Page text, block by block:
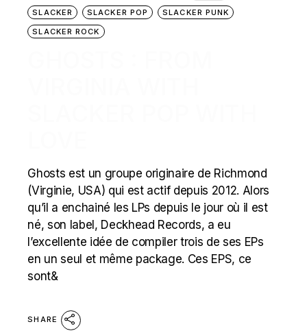
SLACKER
SLACKER POP
SLACKER PUNK
SLACKER ROCK
Ghosts est un groupe originaire de Richmond
(Virginie, USA) qui est actif depuis 2012. Alors
qu’il a enchainé les LPs depuis le jour où il est
né, son label, Deckhead Records, a eu
l’excellente idée de compiler trois de ses EPs
en un seul et même package. Ces EPS, ce
sont&
SHARE